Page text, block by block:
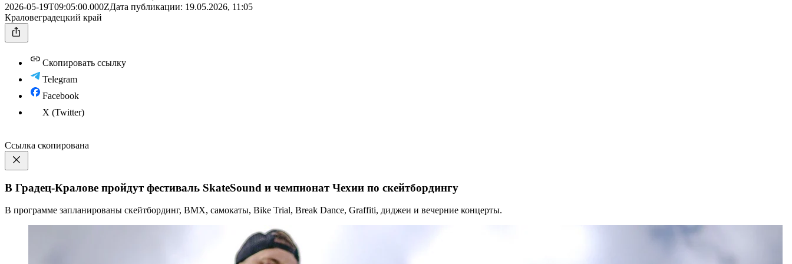
2026-05-19T09:05:00.000ZДата публикации: 19.05.2026, 11:05
Краловеградецкий край
Скопировать ссылку
Telegram
Facebook
X (Twitter)
Ссылка скопирована
В Градец-Кралове пройдут фестиваль SkateSound и чемпионат Чехии по скейтбордингу
В программе запланированы скейтбординг, BMX, самокаты, Bike Trial, Break Dance, Graffiti, диджеи и вечерние концерты.